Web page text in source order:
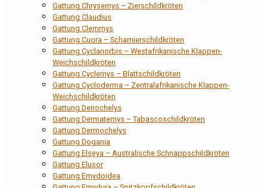
Gattung Chrysemys – Zierschildkröten
Gattung Claudius
Gattung Clemmys
Gattung Cuora – Scharnierschildkröten
Gattung Cyclanorbis – Westafrikanische Klappen-
Weichschildkröten
Gattung Cyclemys – Blattschildkröten
Gattung Cycloderma – Zentralafrikanische Klappen-
Weichschildkröten
Gattung Deirochelys
Gattung Dermatemys – Tabascoschildkröten
Gattung Dermochelys
Gattung Dogania
Gattung Elseya – Australische Schnappschildkröten
Gattung Elusor
Gattung Emydoidea